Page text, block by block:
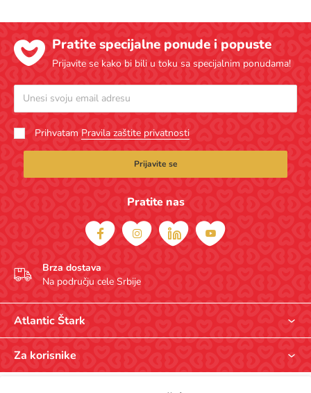
Pratite specijalne ponude i popuste
Prijavite se kako bi bili u toku sa specijalnim ponudama!
Prihvatam Pravila zaštite privatnosti
Prijavite se
Atlantic Štark
Za korisnike
Pratite nas
Brza dostava
Na području cele Srbije